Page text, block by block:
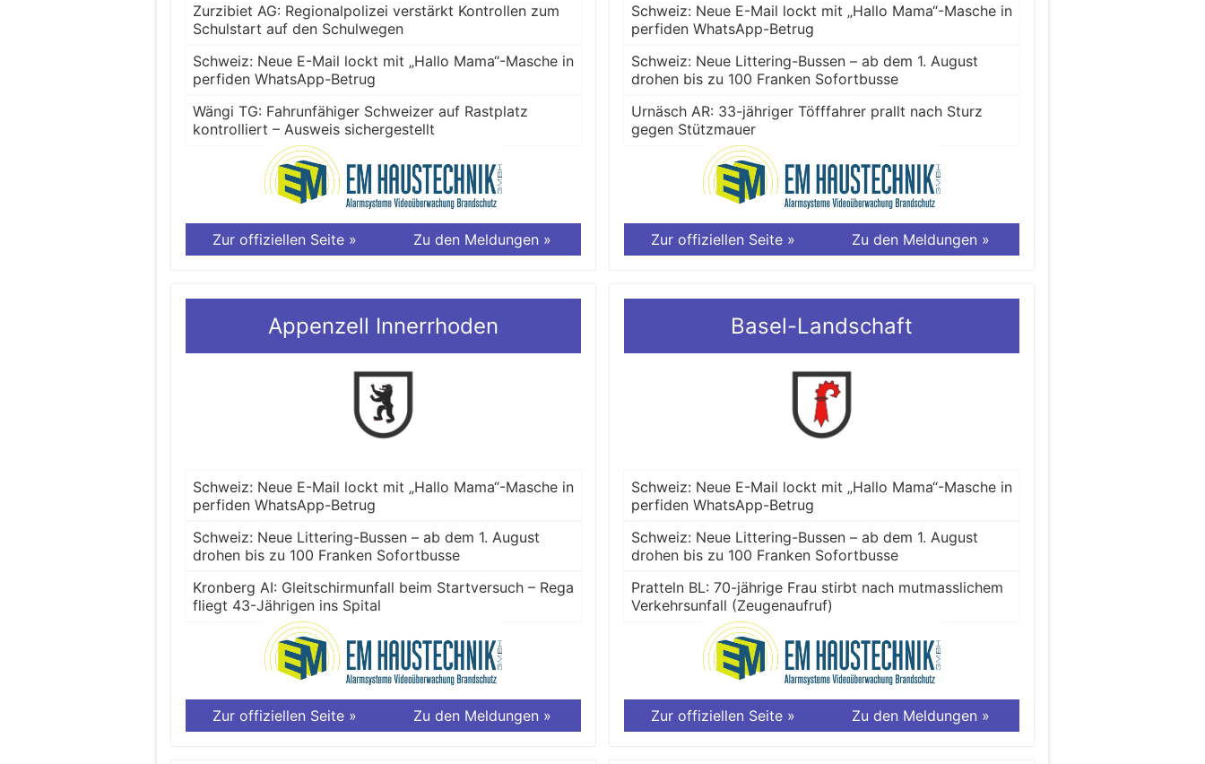
Zurzibiet AG: Regionalpolizei verstärkt Kontrollen zum
Schulstart auf den Schulwegen
Schweiz: Neue E-Mail lockt mit „Hallo Mama“-Masche in
perfiden WhatsApp-Betrug
Wängi TG: Fahrunfähiger Schweizer auf Rastplatz
kontrolliert – Ausweis sichergestellt
Zur offiziellen Seite » Zu den Meldungen »
Schweiz: Neue E-Mail lockt mit „Hallo Mama“-Masche in
perfiden WhatsApp-Betrug
Schweiz: Neue Littering-Bussen – ab dem 1. August
drohen bis zu 100 Franken Sofortbusse
Urnäsch AR: 33-jähriger Töfffahrer prallt nach Sturz
gegen Stützmauer
Zur offiziellen Seite » Zu den Meldungen »
Appenzell Innerrhoden
Schweiz: Neue E-Mail lockt mit „Hallo Mama“-Masche in
perfiden WhatsApp-Betrug
Schweiz: Neue Littering-Bussen – ab dem 1. August
drohen bis zu 100 Franken Sofortbusse
Kronberg AI: Gleitschirmunfall beim Startversuch – Rega
fliegt 43-Jährigen ins Spital
Zur offiziellen Seite » Zu den Meldungen »
Basel-Landschaft
Schweiz: Neue E-Mail lockt mit „Hallo Mama“-Masche in
perfiden WhatsApp-Betrug
Schweiz: Neue Littering-Bussen – ab dem 1. August
drohen bis zu 100 Franken Sofortbusse
Pratteln BL: 70-jährige Frau stirbt nach mutmasslichem
Verkehrsunfall (Zeugenaufruf)
Zur offiziellen Seite » Zu den Meldungen »